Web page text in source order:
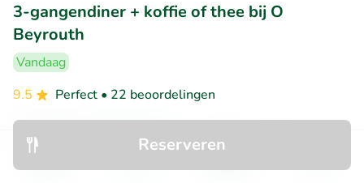
Reserveren
3-gangendiner + koffie of thee bij O
Beyrouth
Vandaag
9.5
Perfect • 22 beoordelingen
Schaarbeek (3km)